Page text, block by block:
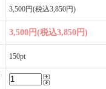
3,500円(税込3,850円)
3,500円(税込3,850円)
150pt